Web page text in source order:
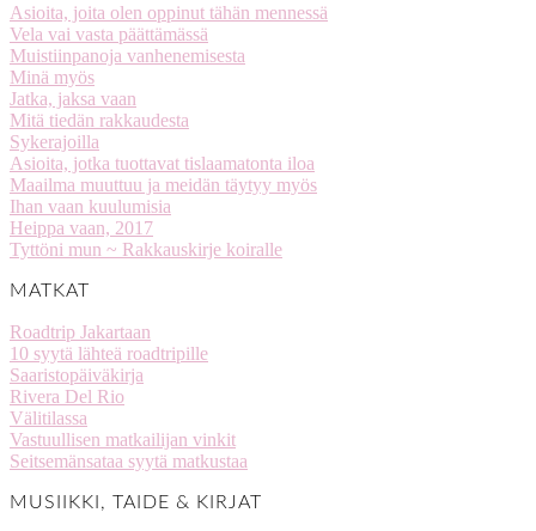
Asioita, joita olen oppinut tähän mennessä
Vela vai vasta päättämässä
Muistiinpanoja vanhenemisesta
Minä myös
Jatka, jaksa vaan
Mitä tiedän rakkaudesta
Sykerajoilla
Asioita, jotka tuottavat tislaamatonta iloa
Maailma muuttuu ja meidän täytyy myös
Ihan vaan kuulumisia
Heippa vaan, 2017
Tyttöni mun ~ Rakkauskirje koiralle
MATKAT
Roadtrip Jakartaan
10 syytä lähteä roadtripille
Saaristopäiväkirja
Rivera Del Rio
Välitilassa
Vastuullisen matkailijan vinkit
Seitsemänsataa syytä matkustaa
MUSIIKKI, TAIDE & KIRJAT